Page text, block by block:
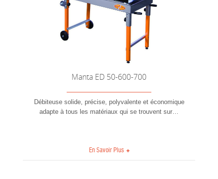
Manta ED 50-600-700
Débiteuse solide, précise, polyvalente et économique
adapte à tous les matériaux qui se trouvent sur
En Savoir Plus